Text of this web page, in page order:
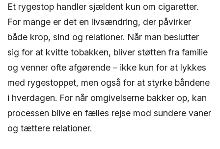
Et rygestop handler sjældent kun om cigaretter.
For mange er det en livsændring, der påvirker
både krop, sind og relationer. Når man beslutter
sig for at kvitte tobakken, bliver støtten fra familie
og venner ofte afgørende – ikke kun for at lykkes
med rygestoppet, men også for at styrke båndene
i hverdagen. For når omgivelserne bakker op, kan
processen blive en fælles rejse mod sundere vaner
og tættere relationer.